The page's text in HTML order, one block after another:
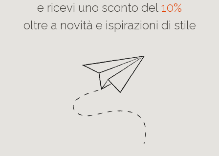
e ricevi uno sconto del 10%
oltre a novità e ispirazioni di stile